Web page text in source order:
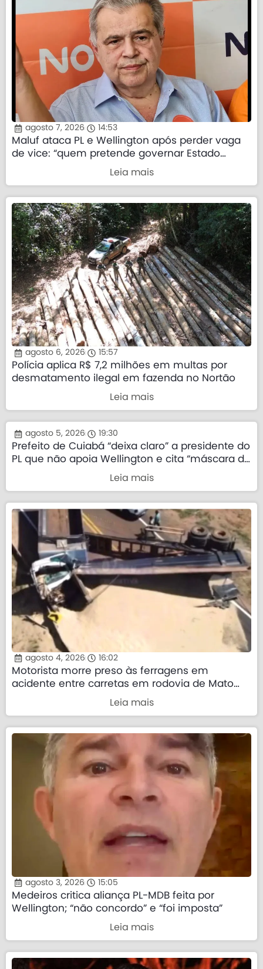
agosto 7, 2026 14:53
Maluf ataca PL e Wellington após perder vaga
de vice: “quem pretende governar Estado
precisa demonstrar que sua palavra tem valor”
Leia mais
agosto 6, 2026 15:57
Polícia aplica R$ 7,2 milhões em multas por
desmatamento ilegal em fazenda no Nortão
Leia mais
agosto 5, 2026 19:30
Prefeito de Cuiabá “deixa claro” a presidente do
PL que não apoia Wellington e cita “máscara da
Leia mais
agosto 4, 2026 16:02
Motorista morre preso às ferragens em
acidente entre carretas em rodovia de Mato
Leia mais
agosto 3, 2026 15:05
Medeiros critica aliança PL-MDB feita por
Wellington; “não concordo” e “foi imposta”
Leia mais